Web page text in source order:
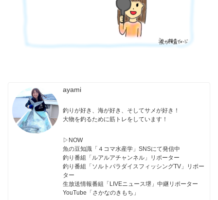
ayami
釣りが好き、海が好き、そしてサメが好き！
大物を釣るために筋トレをしています！
▷NOW
魚の豆知識「４コマ水産学」SNSにて発信中
釣り番組「ルアルアチャンネル」リポーター
釣り番組「ソルトパラダイスフィッシングTV」リポー
ター
生放送情報番組「LIVEニュース堺」中継リポーター
YouTube「さかなのきもち」